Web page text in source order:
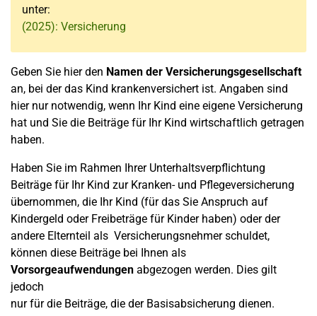
unter:
(2025): Versicherung
Geben Sie hier den Namen der Versicherungsgesellschaft
an, bei der das Kind krankenversichert ist. Angaben sind
hier nur notwendig, wenn Ihr Kind eine eigene Versicherung
hat und Sie die Beiträge für Ihr Kind wirtschaftlich getragen
haben.
Haben Sie im Rahmen Ihrer Unterhaltsverpflichtung
Beiträge für Ihr Kind zur Kranken- und Pflegeversicherung
übernommen, die Ihr Kind (für das Sie Anspruch auf
Kindergeld oder Freibeträge für Kinder haben) oder der
andere Elternteil als Versicherungsnehmer schuldet,
können diese Beiträge bei Ihnen als
Vorsorgeaufwendungen abgezogen werden. Dies gilt
jedoch
nur für die Beiträge, die der Basisabsicherung dienen.